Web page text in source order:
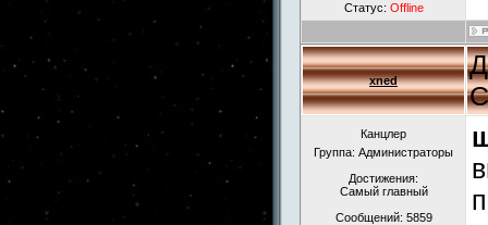
Статус: Offline
xned
Канцлер
Группа: Администраторы
Достижения:
Самый главный
Сообщений: 5859